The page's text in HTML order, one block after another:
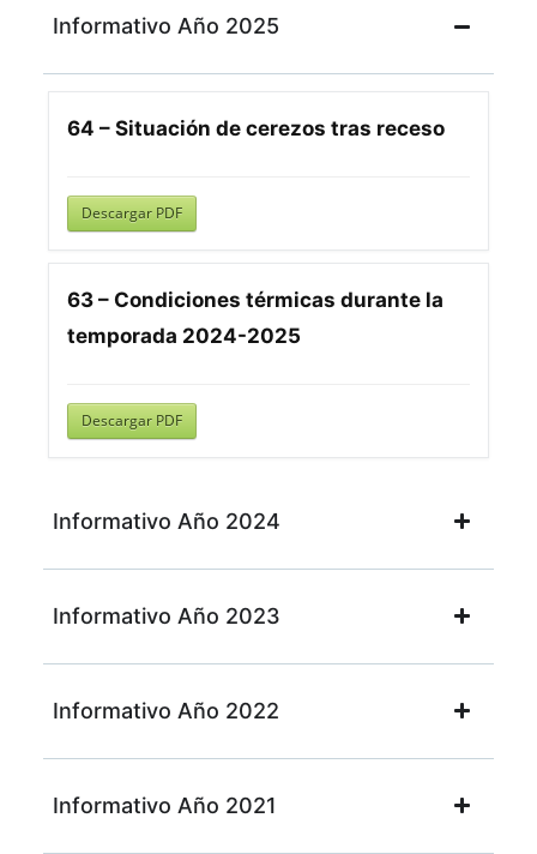
Informativo Año 2025
64 – Situación de cerezos tras receso
Descargar PDF
63 – Condiciones térmicas durante la
temporada 2024-2025
Descargar PDF
Informativo Año 2024
Informativo Año 2023
Informativo Año 2022
Informativo Año 2021